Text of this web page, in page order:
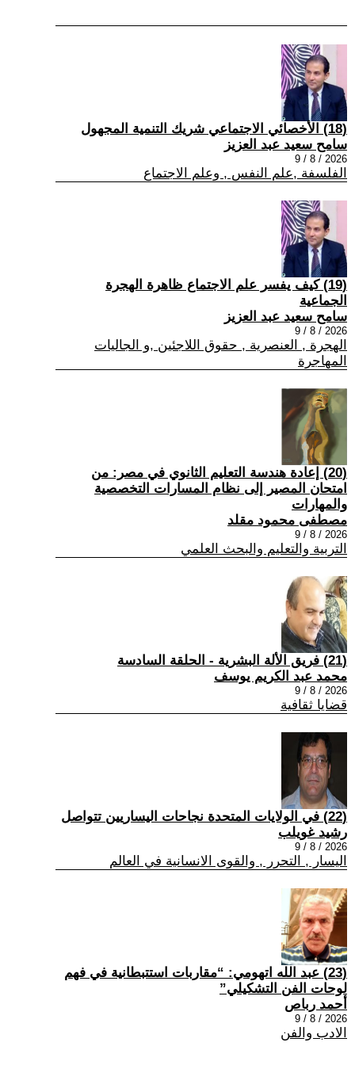
(18) الأخصائي الاجتماعي شريك التنمية المجهول
سامح سعيد عبد العزيز
2026 / 8 / 9
الفلسفة ,علم النفس , وعلم الاجتماع
(19) كيف يفسر علم الاجتماع ظاهرة الهجرة
الجماعية
سامح سعيد عبد العزيز
2026 / 8 / 9
الهجرة , العنصرية , حقوق اللاجئين ,و الجاليات
المهاجرة
(20) إعادة هندسة التعليم الثانوي في مصر: من
امتحان المصير إلى نظام المسارات التخصصية
والمهارات
مصطفى محمود مقلد
2026 / 8 / 9
التربية والتعليم والبحث العلمي
(21) فريق الألة البشرية - الحلقة السادسة
محمد عبد الكريم يوسف
2026 / 8 / 9
قضايا ثقافية
(22) في الولايات المتحدة نجاحات اليساريين تتواصل
رشيد غويلب
2026 / 8 / 9
اليسار , التحرر , والقوى الانسانية في العالم
(23) عبد الله اتهومي: “مقاربات استتبطانية في فهم
لوحات الفن التشكيلي”
أحمد رباص
2026 / 8 / 9
الادب والفن